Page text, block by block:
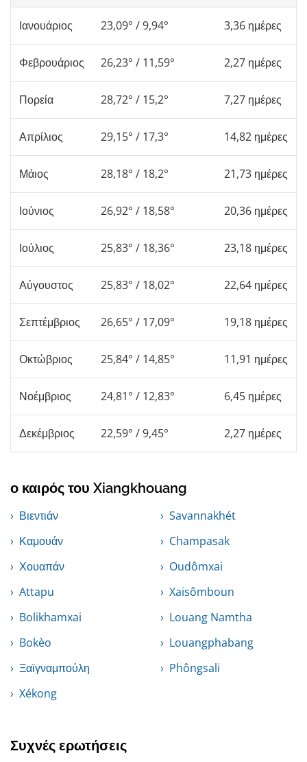
Ιανουάριος 23,09° / 9,94° 3,36 ημέρες
Φεβρουάριος 26,23° / 11,59° 2,27 ημέρες
Πορεία 28,72° / 15,2° 7,27 ημέρες
Απρίλιος 29,15° / 17,3° 14,82 ημέρες
Μάιος 28,18° / 18,2° 21,73 ημέρες
Ιούνιος 26,92° / 18,58° 20,36 ημέρες
Ιούλιος 25,83° / 18,36° 23,18 ημέρες
Αύγουστος 25,83° / 18,02° 22,64 ημέρες
Σεπτέμβριος 26,65° / 17,09° 19,18 ημέρες
Οκτώβριος 25,84° / 14,85° 11,91 ημέρες
Νοέμβριος 24,81° / 12,83° 6,45 ημέρες
Δεκέμβριος 22,59° / 9,45° 2,27 ημέρες
ο καιρός του Xiangkhouang
Βιεντιάν
Savannakhét
Καμουάν
Champasak
Χουαπάν
Oudômxai
Attapu
Xaisômboun
Bolikhamxai
Louang Namtha
Bokèo
Louangphabang
Ξαϊγναμπούλη
Phôngsali
Xékong
Συχνές ερωτήσεις